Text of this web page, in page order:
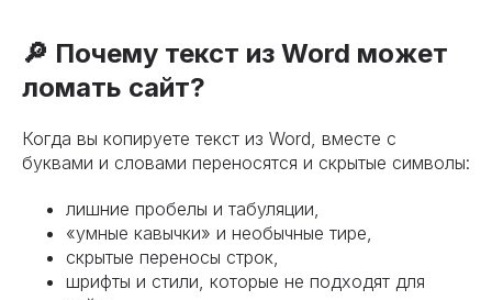
🔎 Почему текст из Word может
ломать сайт?
Когда вы копируете текст из Word, вместе с
буквами и словами переносятся и скрытые символы:
лишние пробелы и табуляции,
«умные кавычки» и необычные тире,
скрытые переносы строк,
шрифты и стили, которые не подходят для